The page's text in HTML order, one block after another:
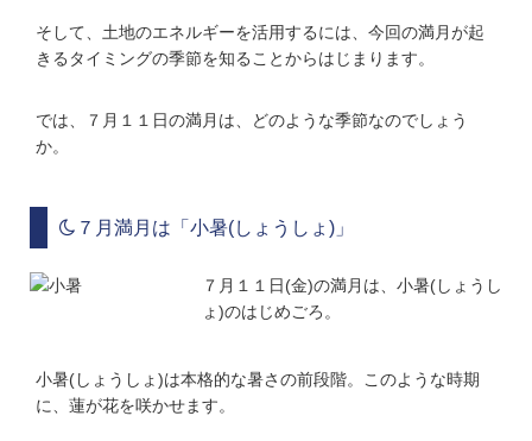
そして、土地のエネルギーを活用するには、今回の満月が起
きるタイミングの季節を知ることからはじまります。
では、７月１１日の満月は、どのような季節なのでしょう
か。
７月満月は「小暑(しょうしょ)」
７月１１日(金)の満月は、小暑(しょうし
ょ)のはじめごろ。
小暑(しょうしょ)は本格的な暑さの前段階。このような時期
に、蓮が花を咲かせます。